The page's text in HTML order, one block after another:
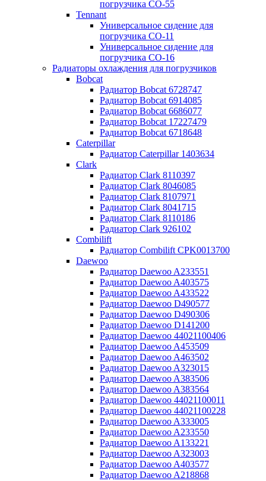
погрузчика CO-55
Tennant
Универсальное сидение для
погрузчика CO-11
Универсальное сидение для
погрузчика CO-16
Радиаторы охлаждения для погрузчиков
Bobcat
Радиатор Bobcat 6728747
Радиатор Bobcat 6914085
Радиатор Bobcat 6686077
Радиатор Bobcat 17227479
Радиатор Bobcat 6718648
Caterpillar
Радиатор Caterpillar 1403634
Clark
Радиатор Clark 8110397
Радиатор Clark 8046085
Радиатор Clark 8107971
Радиатор Clark 8041715
Радиатор Clark 8110186
Радиатор Clark 926102
Combilift
Радиатор Combilift CPK0013700
Daewoo
Радиатор Daewoo A233551
Радиатор Daewoo A403575
Радиатор Daewoo A433522
Радиатор Daewoo D490577
Радиатор Daewoo D490306
Радиатор Daewoo D141200
Радиатор Daewoo 44021100406
Радиатор Daewoo A453509
Радиатор Daewoo A463502
Радиатор Daewoo A323015
Радиатор Daewoo A383506
Радиатор Daewoo A383564
Радиатор Daewoo 44021100011
Радиатор Daewoo 44021100228
Радиатор Daewoo A333005
Радиатор Daewoo A233550
Радиатор Daewoo A133221
Радиатор Daewoo A323003
Радиатор Daewoo A403577
Радиатор Daewoo A218868